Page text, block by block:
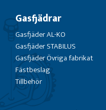
Gasfjädrar
Gasfjäder AL-KO
Gasfjäder STABILUS
Gasfjäder Övriga fabrikat
Fästbeslag
Tillbehör